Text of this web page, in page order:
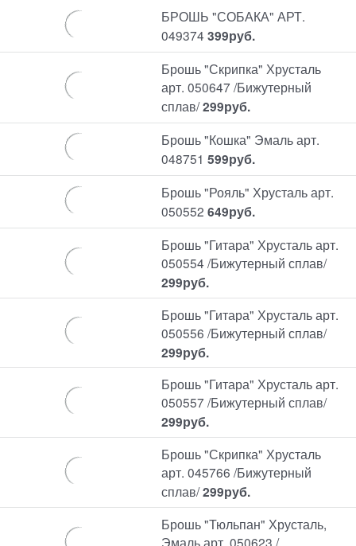
БРОШЬ "СОБАКА" АРТ.
049374 399руб.
Брошь "Скрипка" Хрусталь
арт. 050647 /Бижутерный
сплав/299руб.
Брошь "Кошка" Эмаль арт.
048751 599руб.
Брошь "Рояль" Хрусталь арт.
050552649руб.
Брошь "Гитара" Хрусталь арт.
050554 /Бижутерный сплав/
299руб.
Брошь "Гитара" Хрусталь арт.
050556 /Бижутерный сплав/
299руб.
Брошь "Гитара" Хрусталь арт.
050557 /Бижутерный сплав/
299руб.
Брошь "Скрипка" Хрусталь
арт. 045766 /Бижутерный
сплав/299руб.
Брошь "Тюльпан" Хрусталь,
Эмаль арт. 050623 /